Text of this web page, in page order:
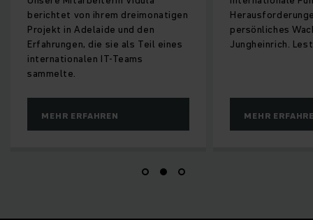
dreimonatigen
und den
sie als Teil eines
IT-Teams
Herausforderungen und
persönliches Wachstum bei
Jungheinrich. Lest selbst.